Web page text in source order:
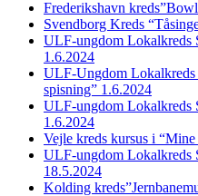
Frederikshavn
Svendborg Kreds
ULF-ungdom Lokalkreds
1.6.2024
ULF-Ungdom
spisning” 1.6.2024
ULF-ungdom Lokalkreds
1.6.2024
Vejle kreds kursus i
ULF-ungdom Lokalkreds
18.5.2024
Kolding